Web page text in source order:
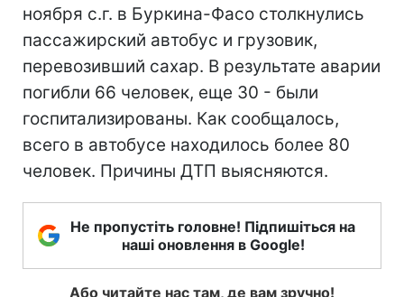
ноября с.г. в Буркина-Фасо столкнулись
пассажирский автобус и грузовик,
перевозивший сахар. В результате аварии
погибли 66 человек, еще 30 - были
госпитализированы. Как сообщалось,
всего в автобусе находилось более 80
человек. Причины ДТП выясняются.
Не пропустіть головне! Підпишіться на
наші оновлення в Google!
Або читайте нас там, де вам зручно!